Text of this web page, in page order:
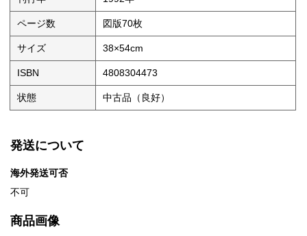
ページ数 図版70枚
サイズ 38×54cm
ISBN 4808304473
状態 中古品（良好）
発送について
海外発送可否
不可
商品画像